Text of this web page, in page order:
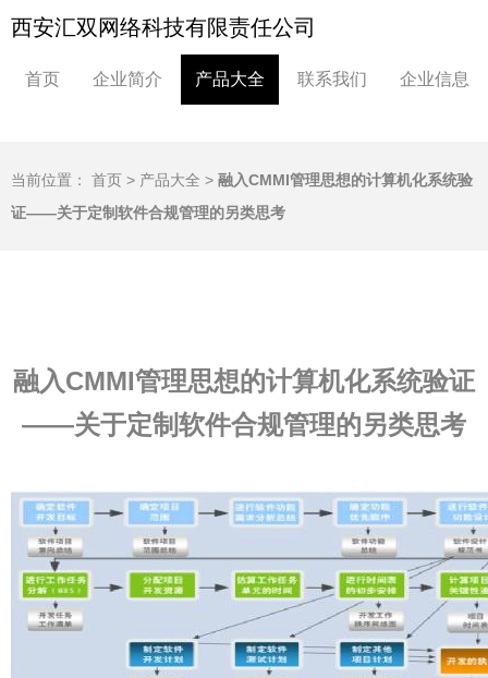
西安汇双网络科技有限责任公司
首页 企业简介 产品大全 联系我们 企业信息
当前位置： 首页 > 产品大全 > 融入CMMI管理思想的计算机化系统验
证——关于定制软件合规管理的另类思考
融入CMMI管理思想的计算机化系统验证
——关于定制软件合规管理的另类思考